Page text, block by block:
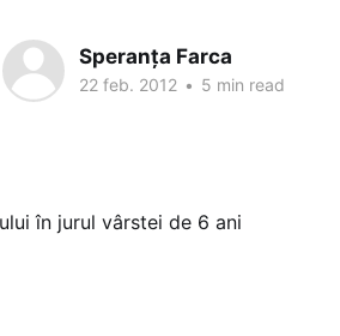
Speranța Farca
22 feb. 2012 • 5 min read